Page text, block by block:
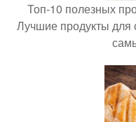
Топ-10 полезных
Лучшие продукты для